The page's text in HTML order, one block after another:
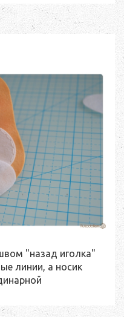
"назад иголка"
линии, а носик